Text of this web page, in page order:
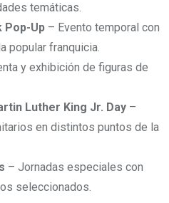
temáticas.
Pop-Up – Evento temporal con
popular franquicia.
y exhibición de figuras de
Luther King Jr. Day –
en distintos puntos de la
– Jornadas especiales con
seleccionados.